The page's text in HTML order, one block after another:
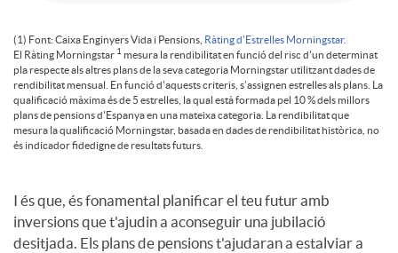
c
o
s
n
e
s
P
a
r
P
r
a
r
l
a
ñ
a
p
(1) Font: Caixa Enginyers Vida i Pensions, Ràting d'Estrelles Morningstar.
El Ràting Morningstar 1 mesura la rendibilitat en funció del risc d'un determinat
pla respecte als altres plans de la seva categoria Morningstar utilitzant dades de
rendibilitat mensual. En funció d'aquests criteris, s’assignen estrelles als plans. La
qualificació màxima és de 5 estrelles, la qual està formada pel 10 % dels millors
plans de pensions d'Espanya en una mateixa categoria. La rendibilitat que
mesura la qualificació Morningstar, basada en dades de rendibilitat històrica, no
és indicador fidedigne de resultats futurs.
I és que, és fonamental planificar el teu futur amb
inversions que t'ajudin a aconseguir una jubilació
desitjada. Els plans de pensions t'ajudaran a estalviar a